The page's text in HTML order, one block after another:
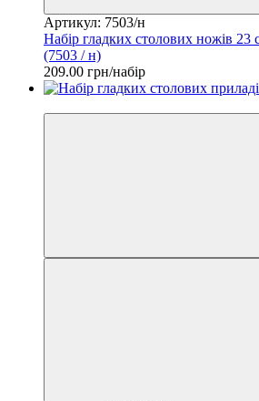
Артикул: 7503/н
Набір гладких столових ножів
(7503 / н)
209.00 грн/набір